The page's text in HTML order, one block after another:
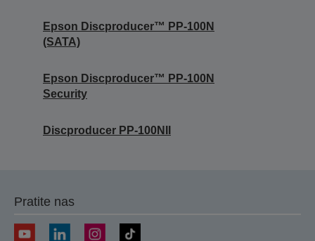
Epson Discproducer™ PP-100N
(SATA)
Epson Discproducer™ PP-100N
Security
Discproducer PP-100NII
Pratite nas